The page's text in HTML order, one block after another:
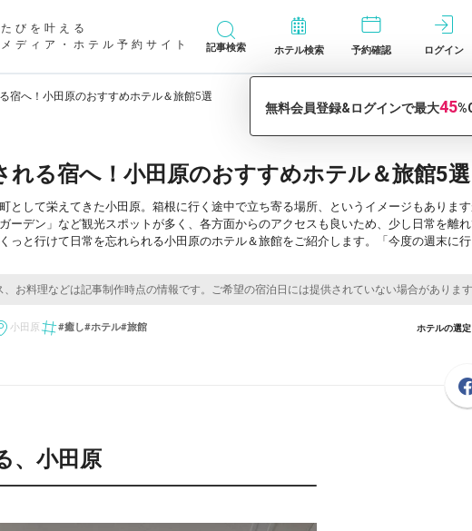
びを叶える
ディア・ホテル予約サイト
記事検索 ホテル検索 予約確認 ログイン
宿へ！小田原のおすすめホテル＆旅館5選
れる宿へ！小田原のおすすめホテル＆旅館5選
として栄えてきた小田原。箱根に行く途中で立ち寄る場所、というイメージもありま
ーデン」など観光スポットが多く、各方面からのアクセスも良いため、少し日常を離
っと行けて日常を忘れられる小田原のホテル＆旅館をご紹介します。「今度の週末に
小田原 #癒し#ホテル#旅館 ホテルの選
、小田原